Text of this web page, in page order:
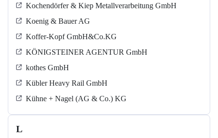
Kochendörfer & Kiep Metallverarbeitung GmbH
Koenig & Bauer AG
Koffer-Kopf GmbH&Co.KG
KÖNIGSTEINER AGENTUR GmbH
kothes GmbH
Kübler Heavy Rail GmbH
Kühne + Nagel (AG & Co.) KG
L